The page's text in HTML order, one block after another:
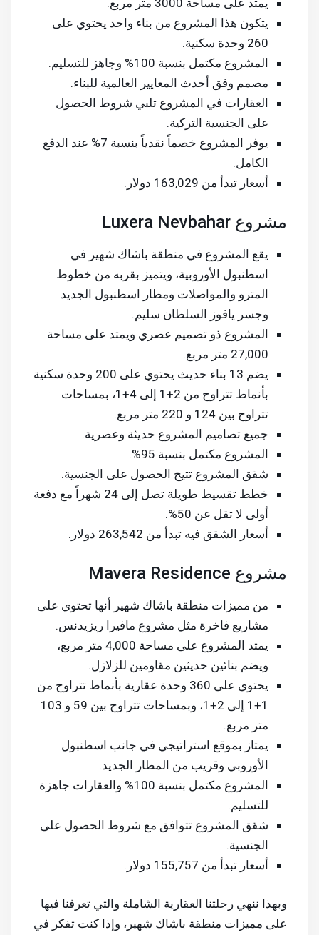
يمتد على مساحة 3000 متر مربع.
يتكون هذا المشروع من بناء واحد يحتوي على
260 وحدة سكنية.
المشروع مكتمل بنسبة 100% وجاهز للتسليم.
مصمم وفق أحدث المعايير العالمية للبناء.
العقارات في المشروع تلبي شروط الحصول
على الجنسية التركية.
يوفر المشروع خصماً نقدياً بنسبة 7% عند الدفع
الكامل.
أسعار تبدأ من 163,029 دولار.
مشروع Luxera Nevbahar
يقع المشروع في منطقة باشاك شهير في
اسطنبول الأوروبية، ويتميز بقربه من خطوط
المترو والمواصلات ومطار اسطنبول الجديد
وجسر يافوز السلطان سليم.
المشروع ذو تصميم عصري ويمتد على مساحة
27,000 متر مربع.
يضم 13 بناء حديث يحتوي على 200 وحدة سكنية
بأنماط تتراوح من 2+1 إلى 4+1، بمساحات
تتراوح بين 124 و 220 متر مربع.
جميع تصاميم المشروع حديثة وعصرية.
المشروع مكتمل بنسبة 95%.
شقق المشروع تتيح الحصول على الجنسية.
خطط تقسيط طويلة تصل إلى 24 شهراً مع دفعة
أولى لا تقل عن 50%.
أسعار الشقق فيه تبدأ من 263,542 دولار.
مشروع Mavera Residence
من مميزات منطقة باشاك شهير أنها تحتوي على
مشاريع فاخرة مثل مشروع مافيرا ريزيدنس.
يمتد المشروع على مساحة 4,000 متر مربع،
ويضم بنائين حديثين مقاومين للزلازل.
يحتوي على 360 وحدة عقارية بأنماط تتراوح من
1+1 إلى 2+1، وبمساحات تتراوح بين 59 و 103
متر مربع.
يمتاز بموقع استراتيجي في جانب اسطنبول
الأوروبي وقريب من المطار الجديد.
المشروع مكتمل بنسبة 100% والعقارات جاهزة
للتسليم.
شقق المشروع تتوافق مع شروط الحصول على
الجنسية.
أسعار تبدأ من 155,757 دولار.
وبهذا ننهي رحلتنا العقارية الشاملة والتي تعرفنا فيها
على مميزات منطقة باشاك شهير، وإذا كنت تفكر في